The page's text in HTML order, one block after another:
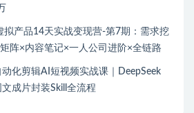
拟产品14天实战变现营-第7期：需求挖
阵×内容笔记×一人公司进阶×全链路
动化剪辑AI短视频实战课｜DeepSeek
成片封装Skill全流程